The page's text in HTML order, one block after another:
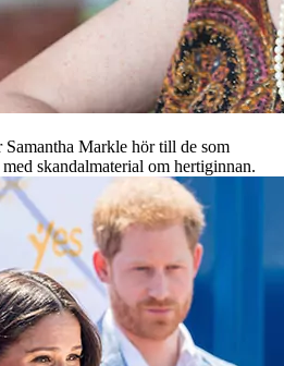
Markle hör till de som
skandalmaterial om hertiginnan.